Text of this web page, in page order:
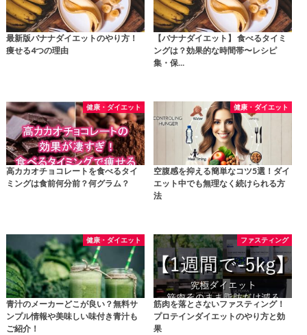
最新版バナナダイエットのやり方！
痩せる4つの理由
【バナナダイエット】 食べるタイミ
ングは？効果的な時間帯〜レシピ
集・保…
健康・ダイエット
高カカオチョコレートを食べるタイ
ミングは食前何分前？何グラム？
健康・ダイエット
空腹感を抑える簡単なコツ5選！ダイ
エット中でも無理なく続けられる方
法
健康・ダイエット
青汁のメーカーどこが良い？無料サ
ンプル情報や美味しい味付き青汁も
ご紹介！
ファスティング
筋肉を落とさないファスティング！
プロテインダイエットのやり方と効
果